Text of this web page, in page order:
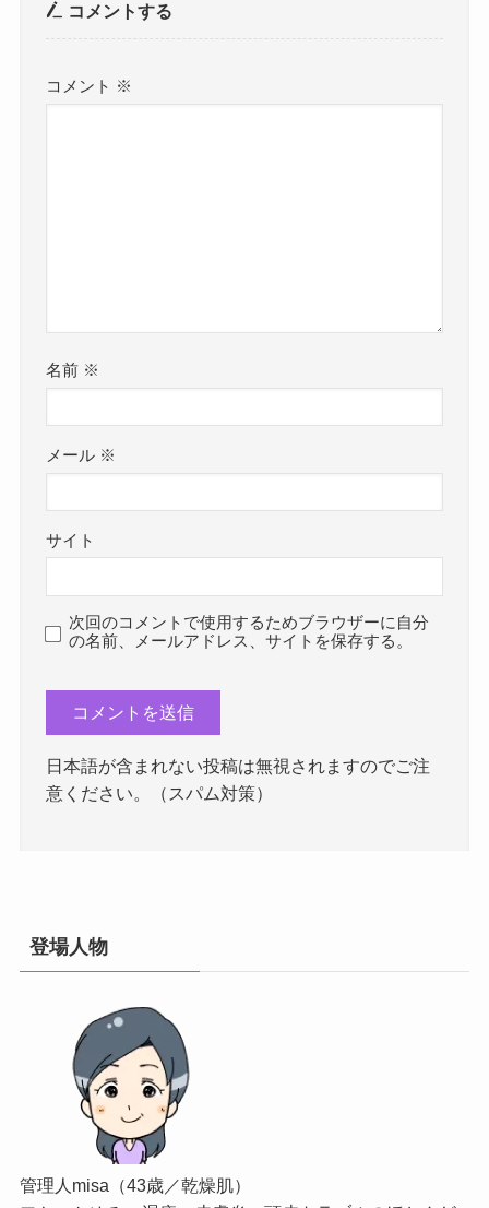
コメントする
コメント ※
名前 ※
メール ※
サイト
次回のコメントで使用するためブラウザーに自分
の名前、メールアドレス、サイトを保存する。
日本語が含まれない投稿は無視されますのでご注
意ください。（スパム対策）
登場人物
管理人misa（43歳／乾燥肌）